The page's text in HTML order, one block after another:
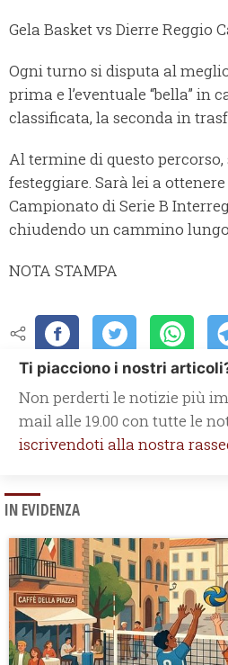
Gela Basket vs Dierre Reggio
Ogni turno si disputa al
prima e l’eventuale “bella” in
classificata, la seconda in
Al termine di questo
festeggiare. Sarà lei a
Campionato di Serie B
chiudendo un cammino
NOTA STAMPA
Ti piacciono i nostri
Non perderti le notizie più
mail alle 19.00 con tutte le
iscrivendoti alla nostra
IN EVIDENZA